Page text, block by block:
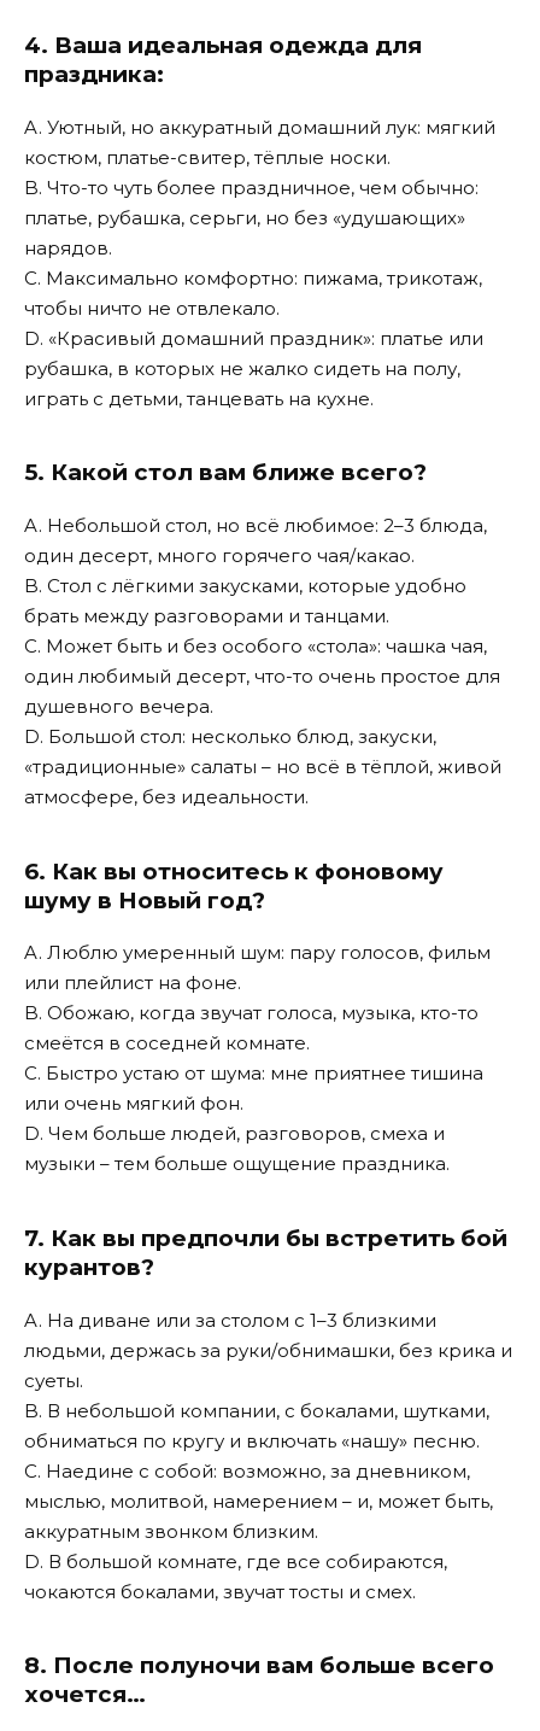
4. Ваша идеальная одежда для
праздника:
A. Уютный, но аккуратный домашний лук: мягкий
костюм, платье-свитер, тёплые носки.
B. Что-то чуть более праздничное, чем обычно:
платье, рубашка, серьги, но без «удушающих»
нарядов.
C. Максимально комфортно: пижама, трикотаж,
чтобы ничто не отвлекало.
D. «Красивый домашний праздник»: платье или
рубашка, в которых не жалко сидеть на полу,
играть с детьми, танцевать на кухне.
5. Какой стол вам ближе всего?
A. Небольшой стол, но всё любимое: 2–3 блюда,
один десерт, много горячего чая/какао.
B. Стол с лёгкими закусками, которые удобно
брать между разговорами и танцами.
C. Может быть и без особого «стола»: чашка чая,
один любимый десерт, что-то очень простое для
душевного вечера.
D. Большой стол: несколько блюд, закуски,
«традиционные» салаты – но всё в тёплой, живой
атмосфере, без идеальности.
6. Как вы относитесь к фоновому
шуму в Новый год?
A. Люблю умеренный шум: пару голосов, фильм
или плейлист на фоне.
B. Обожаю, когда звучат голоса, музыка, кто-то
смеётся в соседней комнате.
C. Быстро устаю от шума: мне приятнее тишина
или очень мягкий фон.
D. Чем больше людей, разговоров, смеха и
музыки – тем больше ощущение праздника.
7. Как вы предпочли бы встретить бой
курантов?
A. На диване или за столом с 1–3 близкими
людьми, держась за руки/обнимашки, без крика и
суеты.
B. В небольшой компании, с бокалами, шутками,
обниматься по кругу и включать «нашу» песню.
C. Наедине с собой: возможно, за дневником,
мыслью, молитвой, намерением – и, может быть,
аккуратным звонком близким.
D. В большой комнате, где все собираются,
чокаются бокалами, звучат тосты и смех.
8. После полуночи вам больше всего
хочется…